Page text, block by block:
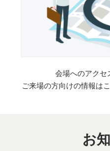
会場へのアクセ
ご来場の方向けの情報は
お